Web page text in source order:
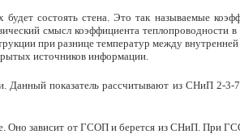
будет состоять стена. Это так называемые
смысл коэффициента
при разнице температур между
источников информации.
Данный показатель рассчитывают из СНиП 2-
Оно зависит от ГСОП и берется из СНиП. При